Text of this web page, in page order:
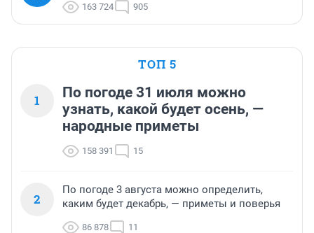
163 724 905
ТОП 5
1
По погоде 31 июля можно
узнать, какой будет осень, —
народные приметы
158 391 15
2
По погоде 3 августа можно определить,
каким будет декабрь, — приметы и поверья
86 878 11